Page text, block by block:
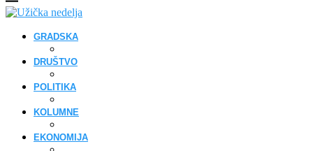
GRADSKA
DRUŠTVO
POLITIKA
KOLUMNE
EKONOMIJA